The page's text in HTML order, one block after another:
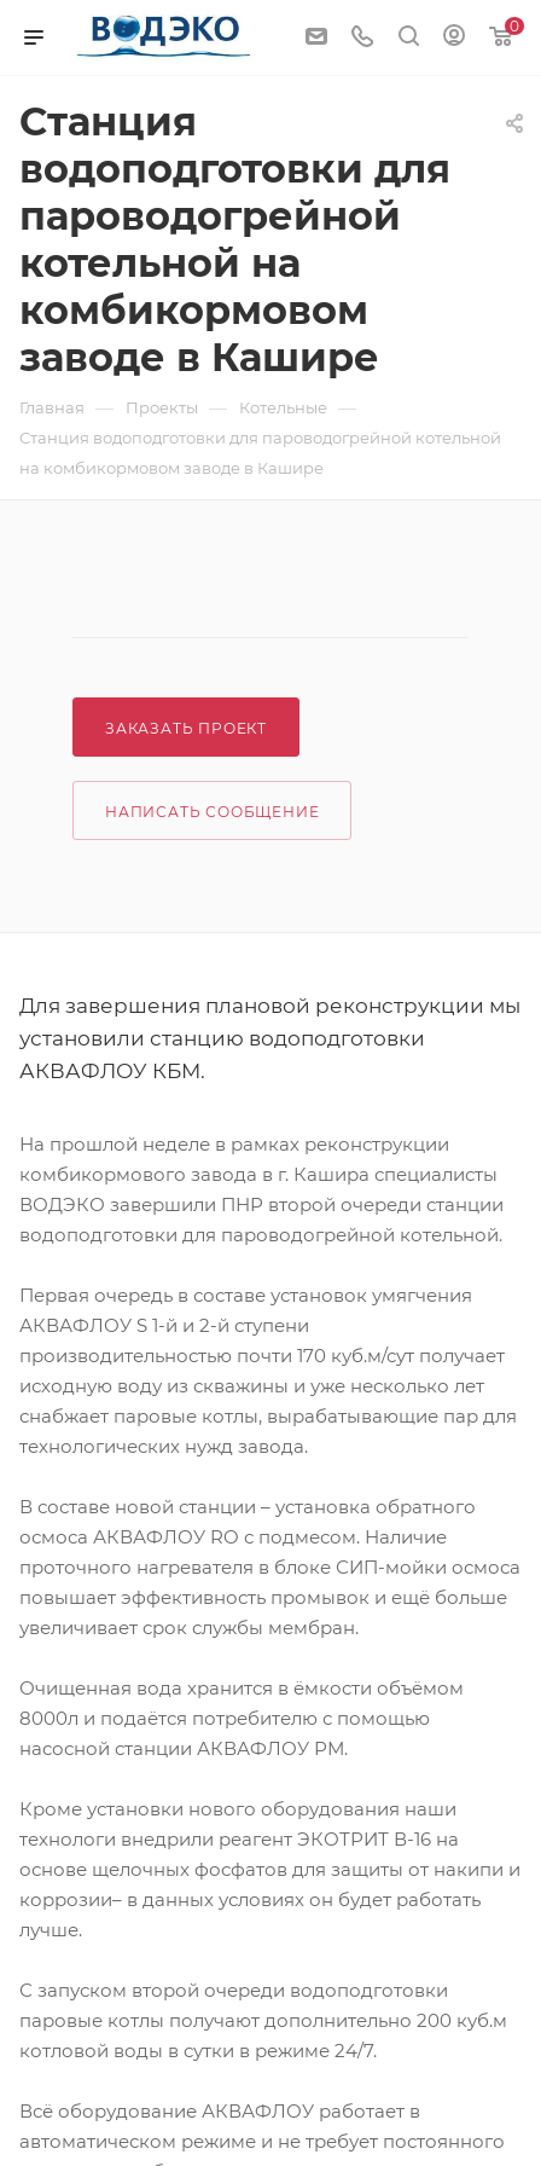
0
Станция
водоподготовки для
пароводогрейной
котельной на
комбикормовом
заводе в Кашире
Главная — Проекты — Котельные —
Станция водоподготовки для пароводогрейной котельной
на комбикормовом заводе в Кашире
ЗАКАЗАТЬ ПРОЕКТ
НАПИСАТЬ СООБЩЕНИЕ
Для завершения плановой реконструкции мы
установили станцию водоподготовки
АКВАФЛОУ КБМ.
На прошлой неделе в рамках реконструкции
комбикормового завода в г. Кашира специалисты
ВОДЭКО завершили ПНР второй очереди станции
водоподготовки для пароводогрейной котельной.
Первая очередь в составе установок умягчения
АКВАФЛОУ S 1-й и 2-й ступени
производительностью почти 170 куб.м/сут получает
исходную воду из скважины и уже несколько лет
снабжает паровые котлы, вырабатывающие пар для
технологических нужд завода.
В составе новой станции – установка обратного
осмоса АКВАФЛОУ RO с подмесом. Наличие
проточного нагревателя в блоке СИП-мойки осмоса
повышает эффективность промывок и ещё больше
увеличивает срок службы мембран.
Очищенная вода хранится в ёмкости объёмом
8000л и подаётся потребителю с помощью
насосной станции АКВАФЛОУ РМ.
Кроме установки нового оборудования наши
технологи внедрили реагент ЭКОТРИТ В-16 на
основе щелочных фосфатов для защиты от накипи и
коррозии– в данных условиях он будет работать
лучше.
С запуском второй очереди водоподготовки
паровые котлы получают дополнительно 200 куб.м
котловой воды в сутки в режиме 24/7.
Всё оборудование АКВАФЛОУ работает в
автоматическом режиме и не требует постоянного